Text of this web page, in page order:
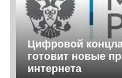
Цифровой
готовит новые
интернета